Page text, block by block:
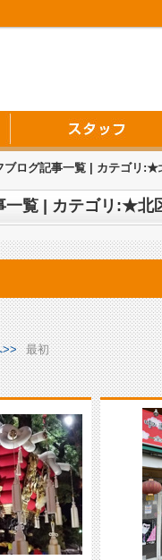
ブログ記事一覧 | カテゴリ
一覧 | カテゴリ:★
>> 最初